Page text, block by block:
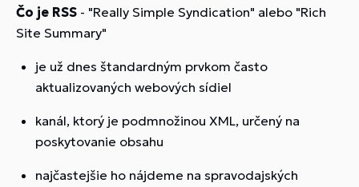
Čo je RSS - "Really Simple Syndication" alebo "Rich
Site Summary"
je už dnes štandardným prvkom často
aktualizovaných webových sídiel
kanál, ktorý je podmnožinou XML, určený na
poskytovanie obsahu
najčastejšie ho nájdeme na spravodajských